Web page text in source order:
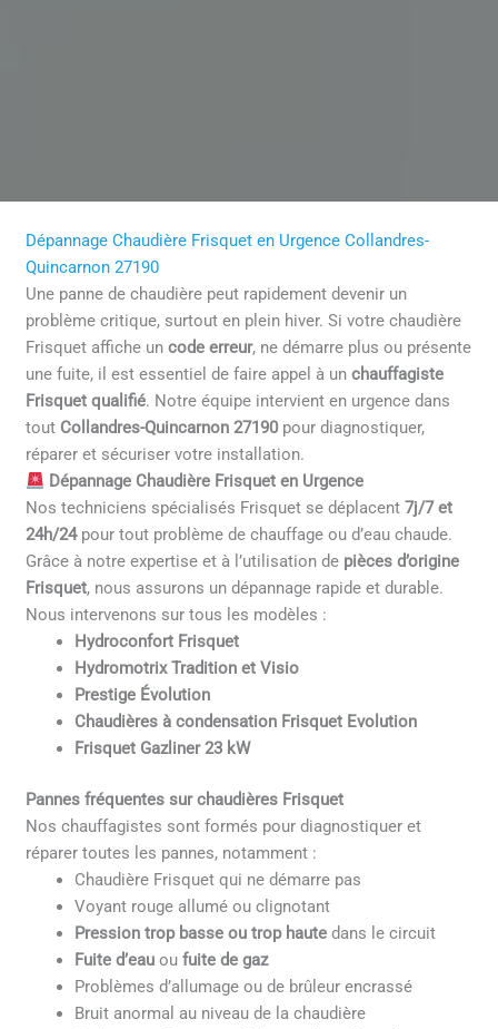
Dépannage Chaudière Frisquet en Urgence Collandres-
Quincarnon 27190
Une panne de chaudière peut rapidement devenir un
problème critique, surtout en plein hiver. Si votre chaudière
Frisquet affiche uncode erreur, ne démarre plus ou présente
une fuite, il est essentiel de faire appel à unchauffagiste
Frisquet qualifié. Notre équipe intervient en urgence dans
tout Collandres-Quincarnon 27190 pour diagnostiquer,
réparer et sécuriser votre installation.
Dépannage Chaudière Frisquet en Urgence
Nos techniciens spécialisés Frisquet se déplacent7j/7 et
24h/24pour tout problème de chauffage ou d’eau chaude.
Grâce à notre expertise et à l’utilisation de pièces d’origine
Frisquet, nous assurons un dépannage rapide et durable.
Nous intervenons sur tous les modèles :
Hydroconfort Frisquet
Hydromotrix Tradition et Visio
Prestige Évolution
Chaudières à condensation Frisquet Evolution
Frisquet Gazliner 23 kW
Pannes fréquentes sur chaudières Frisquet
Nos chauffagistes sont formés pour diagnostiquer et
réparer toutes les pannes, notamment :
Chaudière Frisquet qui ne démarre pas
Voyant rouge allumé ou clignotant
Pression trop basse ou trop haute dans le circuit
Fuite d’eau oufuite de gaz
Problèmes d’allumage ou de brûleur encrassé
Bruit anormal au niveau de la chaudière